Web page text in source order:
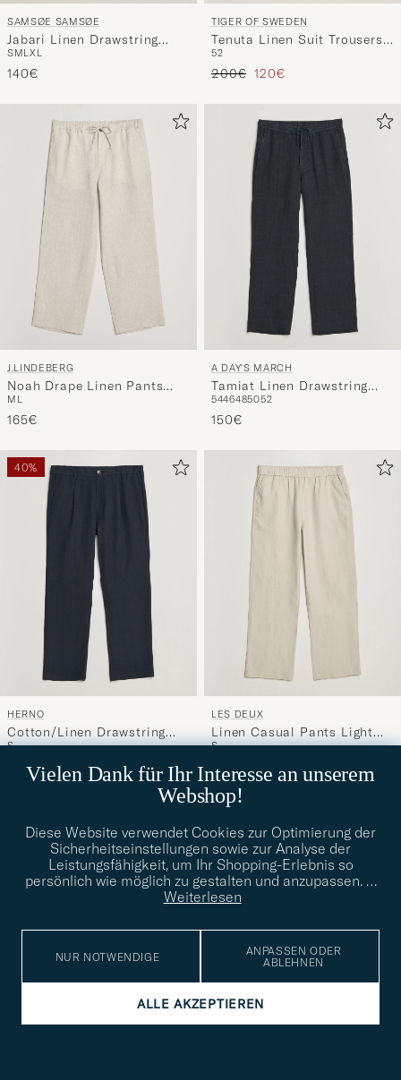
SAMSØE SAMSØE
Jabari Linen Drawstring
Trousers Salute Navy
SMLXL
140€
TIGER OF SWEDEN
Tenuta Linen Suit Trousers
Mole
52
Regulärer Preis
200€ Reduzierter Preis
120€
J.LINDEBERG
Noah Drape Linen Pants
Moonbeam
M L
165€
A DAY'S MARCH
Tamiat Linen Drawstring
Trousers Black
5446485052
150€
40%
HERNO
Cotton/Linen Drawstring
Pants Navy
S
Regulärer Preis
345€ Reduzierter Preis
207€
LES DEUX
Linen Casual Pants Light
Sand
S
120€
Vielen Dank für Ihr Interesse an unserem
Webshop!
Diese Website verwendet Cookies zur Optimierung der
Sicherheitseinstellungen sowie zur Analyse der
Leistungsfähigkeit, um Ihr Shopping-Erlebnis so
persönlich wie möglich zu gestalten und anzupassen. …
Weiterlesen
NUR NOTWENDIGE
ANPASSEN ODER
ABLEHNEN
ALLE AKZEPTIEREN